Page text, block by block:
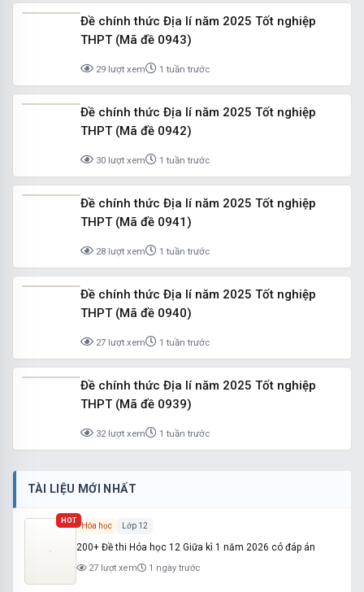
Đề chính thức Địa lí năm 2025 Tốt nghiệp
THPT (Mã đề 0943)
29 lượt xem 1 tuần trước
Đề chính thức Địa lí năm 2025 Tốt nghiệp
THPT (Mã đề 0942)
30 lượt xem 1 tuần trước
Đề chính thức Địa lí năm 2025 Tốt nghiệp
THPT (Mã đề 0941)
28 lượt xem 1 tuần trước
Đề chính thức Địa lí năm 2025 Tốt nghiệp
THPT (Mã đề 0940)
27 lượt xem 1 tuần trước
Đề chính thức Địa lí năm 2025 Tốt nghiệp
THPT (Mã đề 0939)
32 lượt xem 1 tuần trước
TÀI LIỆU MỚI NHẤT
HOT
Hóa học Lớp 12
200+ Đề thi Hóa học 12 Giữa kì 1 năm 2026 có đáp án
27 lượt xem 1 ngày trước